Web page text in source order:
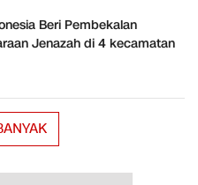
Beri Pembekalan
Jenazah di 4 kecamatan